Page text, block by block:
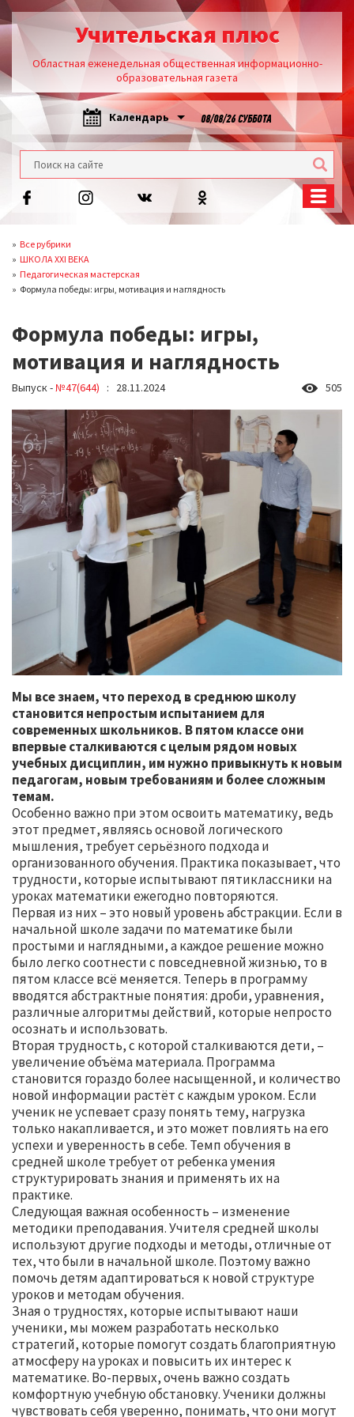
Учительская плюс
Областная еженедельная общественная информационно-
образовательная газета
Календарь 08/08/26 СУББОТА
Все рубрики
ШКОЛА XXI ВЕКА
Педагогическая мастерская
Формула победы: игры, мотивация и наглядность
Формула победы: игры,
мотивация и наглядность
Выпуск -№47(644) : 28.11.2024 505
Мы все знаем, что переход в среднюю школу
становится непростым испытанием для
современных школьников. В пятом классе они
впервые сталкиваются с целым рядом новых
учебных дисциплин, им нужно привыкнуть к новым
педагогам, новым требованиям и более сложным
темам.
Особенно важно при этом освоить математику, ведь
этот предмет, являясь основой логического
мышления, требует серьёзного подхода и
организованного обучения. Практика показывает, что
трудности, которые испытывают пятиклассники на
уроках математики ежегодно повторяются.
Первая из них – это новый уровень абстракции. Если в
начальной школе задачи по математике были
простыми и наглядными, а каждое решение можно
было легко соотнести с повседневной жизнью, то в
пятом классе всё меняется. Теперь в программу
вводятся абстрактные понятия: дроби, уравнения,
различные алгоритмы действий, которые непросто
осознать и использовать.
Вторая трудность, с которой сталкиваются дети, –
увеличение объёма материала. Программа
становится гораздо более насыщенной, и количество
новой информации растёт с каждым уроком. Если
ученик не успевает сразу понять тему, нагрузка
только накапливается, и это может повлиять на его
успехи и уверенность в себе. Темп обучения в
средней школе требует от ребенка умения
структурировать знания и применять их на
практике.
Следующая важная особенность – изменение
методики преподавания. Учителя средней школы
используют другие подходы и методы, отличные от
тех, что были в начальной школе. Поэтому важно
помочь детям адаптироваться к новой структуре
уроков и методам обучения.
Зная о трудностях, которые испытывают наши
ученики, мы можем разработать несколько
стратегий, которые помогут создать благоприятную
атмосферу на уроках и повысить их интерес к
математике. Во-первых, очень важно создать
комфортную учебную обстановку. Ученики должны
чувствовать себя уверенно, понимать, что они могут